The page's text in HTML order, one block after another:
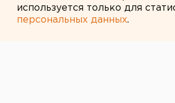
используется только для
персональных данных.